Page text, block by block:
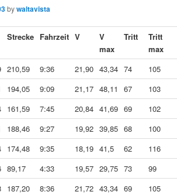
bywaltavista
Strecke Fahrzeit V
V
max
Tritt
Tritt
max
210,59 9:36 21,90 43,34 74
105
194,05 9:09 21,17 48,11 67
103
161,59 7:45 20,84 41,69 69
102
188,46 9:27 19,92 39,85 68
100
174,48 9:35 18,19 41,5 62
116
89,17 4:33 19,57 29,75 73
99
187,20 8:36 21,72 43,34 69
105